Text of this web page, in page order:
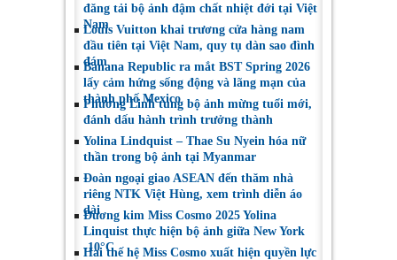
đăng tải bộ ảnh đậm chất nhiệt đới tại Việt
Nam
Louis Vuitton khai trương cửa hàng nam
đầu tiên tại Việt Nam, quy tụ dàn sao đình
đám
Banana Republic ra mắt BST Spring 2026
lấy cảm hứng sống động và lãng mạn của
thành phố Mexico
Phương Linh tung bộ ảnh mừng tuổi mới,
đánh dấu hành trình trưởng thành
Yolina Lindquist – Thae Su Nyein hóa nữ
thần trong bộ ảnh tại Myanmar
Đoàn ngoại giao ASEAN đến thăm nhà
riêng NTK Việt Hùng, xem trình diễn áo
dài
Đương kim Miss Cosmo 2025 Yolina
Linquist thực hiện bộ ảnh giữa New York
-10°C
Hai thế hệ Miss Cosmo xuất hiện quyền lực